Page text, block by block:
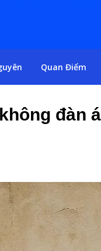
Quan Điểm
đàn